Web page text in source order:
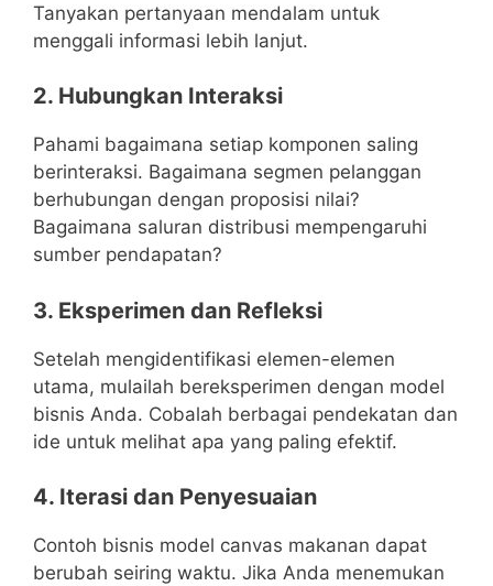
Tanyakan pertanyaan mendalam untuk
menggali informasi lebih lanjut.
2. Hubungkan Interaksi
Pahami bagaimana setiap komponen saling
berinteraksi. Bagaimana segmen pelanggan
berhubungan dengan proposisi nilai?
Bagaimana saluran distribusi mempengaruhi
sumber pendapatan?
3. Eksperimen dan Refleksi
Setelah mengidentifikasi elemen-elemen
utama, mulailah bereksperimen dengan model
bisnis Anda. Cobalah berbagai pendekatan dan
ide untuk melihat apa yang paling efektif.
4. Iterasi dan Penyesuaian
Contoh bisnis model canvas makanan dapat
berubah seiring waktu. Jika Anda menemukan